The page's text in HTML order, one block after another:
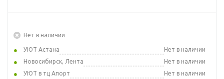
Нет в наличии
УЮТ Астана
Нет в наличии
Новосибирск, Лента
Нет в наличии
УЮТ в тц Апорт
Нет в наличии